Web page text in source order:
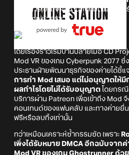
ระงับการเข้าถึงผลงานทั้งหมดและหยุ
Patreon ชั่วคราว
โดยเรื่องราวเริ่มบานปลายเมื่อ CD
Mod VR ของเกม Cyberpunk 2077
ประธานฝ่ายพัฒนาธุรกิจของค่ายได้ชี้แ
การทำ Mod เสมอ แต่ไม่อนุญาตให้มี
ผลกำไรโดยไม่ได้รับอนุญาต โดยกรณี
บริการผ่าน Patreon เพื่อเข้าถึง Mod
คอนเทนต์ของแฟนคลับ และทางค่ายยื่
ฟรีหรือลบทิ้งเท่านั้น
ทว่าเหมือนเคราะห์ซ้ำกรรมซัด เพราะ
เพิ่งได้รับหมาย DMCA อีกฉบับจากค่
Mod VR ของเกม Ghostrunner ด้ว